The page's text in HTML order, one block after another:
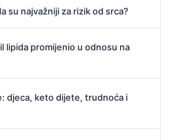
su najvažniji za rizik od srca?
lipida promijenio u odnosu na
djeca, keto dijete, trudnoća i